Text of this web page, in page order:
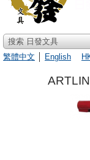
搜索 日發文具
繁體中文
English